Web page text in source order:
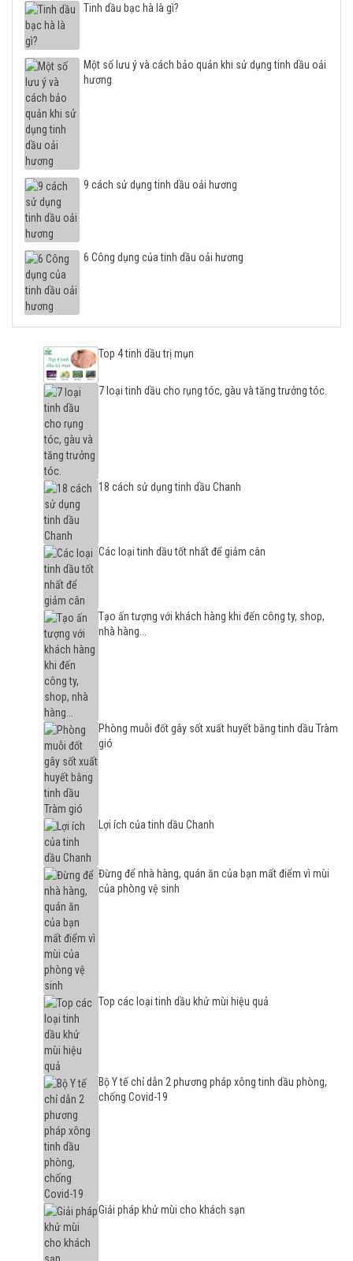
Tinh dầu bạc hà là gì?
Một số lưu ý và cách bảo quản khi sử dụng tinh dầu oải
hương
9 cách sử dụng tinh dầu oải hương
6 Công dụng của tinh dầu oải hương
Top 4 tinh dầu trị mụn
7 loại tinh dầu cho rụng tóc, gàu và tăng trưởng tóc.
18 cách sử dụng tinh dầu Chanh
Các loại tinh dầu tốt nhất để giảm cân
Tạo ấn tượng với khách hàng khi đến công ty, shop,
nhà hàng...
Phòng muỗi đốt gây sốt xuất huyết bằng tinh dầu Tràm
gió
Lợi ích của tinh dầu Chanh
Đừng để nhà hàng, quán ăn của bạn mất điểm vì mùi
của phòng vệ sinh
Top các loại tinh dầu khử mùi hiệu quả
Bộ Y tế chỉ dẫn 2 phương pháp xông tinh dầu phòng,
chống Covid-19
Giải pháp khử mùi cho khách sạn